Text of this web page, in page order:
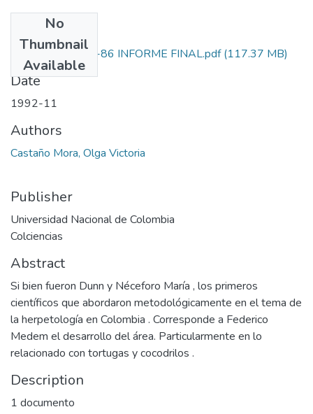
No
Thumbnail
Available
1101-05-159-86 INFORME FINAL.pdf(117.37 MB)
Date
1992-11
Authors
Castaño Mora, Olga Victoria
Publisher
Universidad Nacional de Colombia
Colciencias
Abstract
Si bien fueron Dunn y Néceforo María , los primeros
científicos que abordaron metodológicamente en el tema de
la herpetología en Colombia . Corresponde a Federico
Medem el desarrollo del área. Particularmente en lo
relacionado con tortugas y cocodrilos .
Description
1 documento